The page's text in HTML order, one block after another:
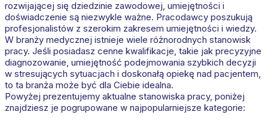
rozwijającej się dziedzinie zawodowej, umiejętności i
doświadczenie są niezwykle ważne. Pracodawcy poszukują
profesjonalistów z szerokim zakresem umiejętności i wiedzy.
W branży medycznej istnieje wiele różnorodnych stanowisk
pracy. Jeśli posiadasz cenne kwalifikacje, takie jak precyzyjne
diagnozowanie, umiejętność podejmowania szybkich decyzji
w stresujących sytuacjach i doskonałą opiekę nad pacjentem,
to ta branża może być dla Ciebie idealna.
Powyżej prezentujemy aktualne stanowiska pracy, poniżej
znajdziesz je pogrupowane w najpopularniejsze kategorie: